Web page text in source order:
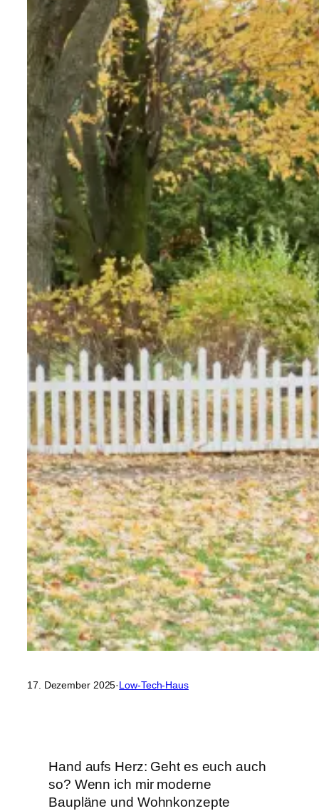
17. Dezember 2025·Low-Tech-Haus
Hand aufs Herz: Geht es euch auch
so? Wenn ich mir moderne
Baupläne und Wohnkonzepte